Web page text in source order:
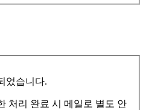
었습니다.
처리 완료 시 메일로 별도 안